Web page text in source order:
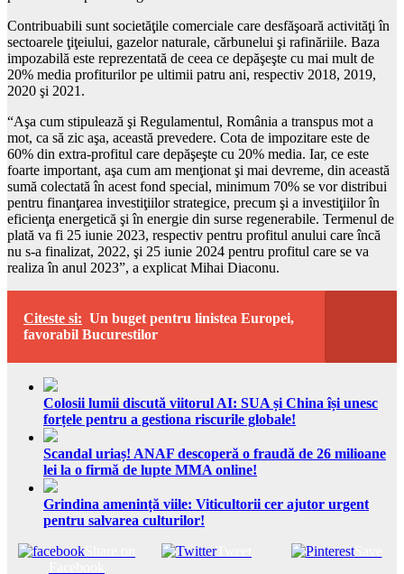
Contribuabili sunt societăţile comerciale care desfăşoară activităţi în
sectoarele ţiţeiului, gazelor naturale, cărbunelui şi rafinăriile. Baza
impozabilă este reprezentată de ceea ce depăşeşte cu mai mult de
20% media profiturilor pe ultimii patru ani, respectiv 2018, 2019,
2020 şi 2021.
“Aşa cum stipulează şi Regulamentul, România a transpus mot a
mot, ca să zic aşa, această prevedere. Cota de impozitare este de
60% din extra-profitul care depăşeşte cu 20% media. Iar, ce este
foarte important, aşa cum am menţionat şi mai devreme, din această
sumă colectată în acest fond special, minimum 70% se vor distribui
pentru finanţarea investiţiilor strategice, precum şi a investiţiilor în
eficienţa energetică şi în energie din surse regenerabile. Termenul de
plată va fi 25 iunie 2023, respectiv pentru profitul anului care încă
nu s-a finalizat, 2022, şi 25 iunie 2024 pentru profitul care se va
realiza în anul 2023”, a explicat Mihai Diaconu.
Citeste si: Un buget pentru linistea Europei,
favorabil Bucurestilor
Colosii lumii discută viitorul AI: SUA și China își unesc
forțele pentru a gestiona riscurile globale!
Scandal uriaș! ANAF descoperă o fraudă de 26 milioane
lei la o firmă de lupte MMA online!
Grindina amenință viile: Viticultorii cer ajutor urgent
pentru salvarea culturilor!
Tweet Save